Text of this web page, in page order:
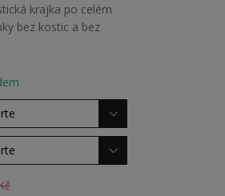
krajka po celém
bez kostic a bez